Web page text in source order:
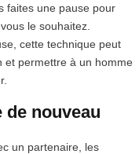
faites une pause pour
le souhaitez.
cette technique peut
et permettre à un homme
de nouveau
un partenaire, les